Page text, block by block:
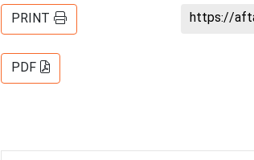
https://
PRINT
PDF